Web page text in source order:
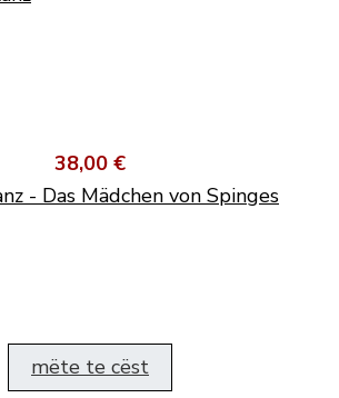
38,00 €
- Das Mädchen von Spinges
mëte te cëst